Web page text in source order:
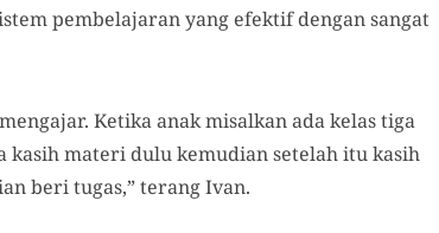
pembelajaran yang efektif dengan sangat
Ketika anak misalkan ada kelas tiga
kasih materi dulu kemudian setelah itu kasih
beri tugas,” terang Ivan.